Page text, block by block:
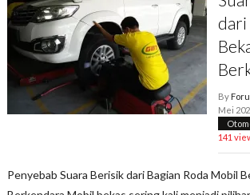
dari
By
Mei
141
Penyebab Suara Berisik dari Bagian Roda Mobil